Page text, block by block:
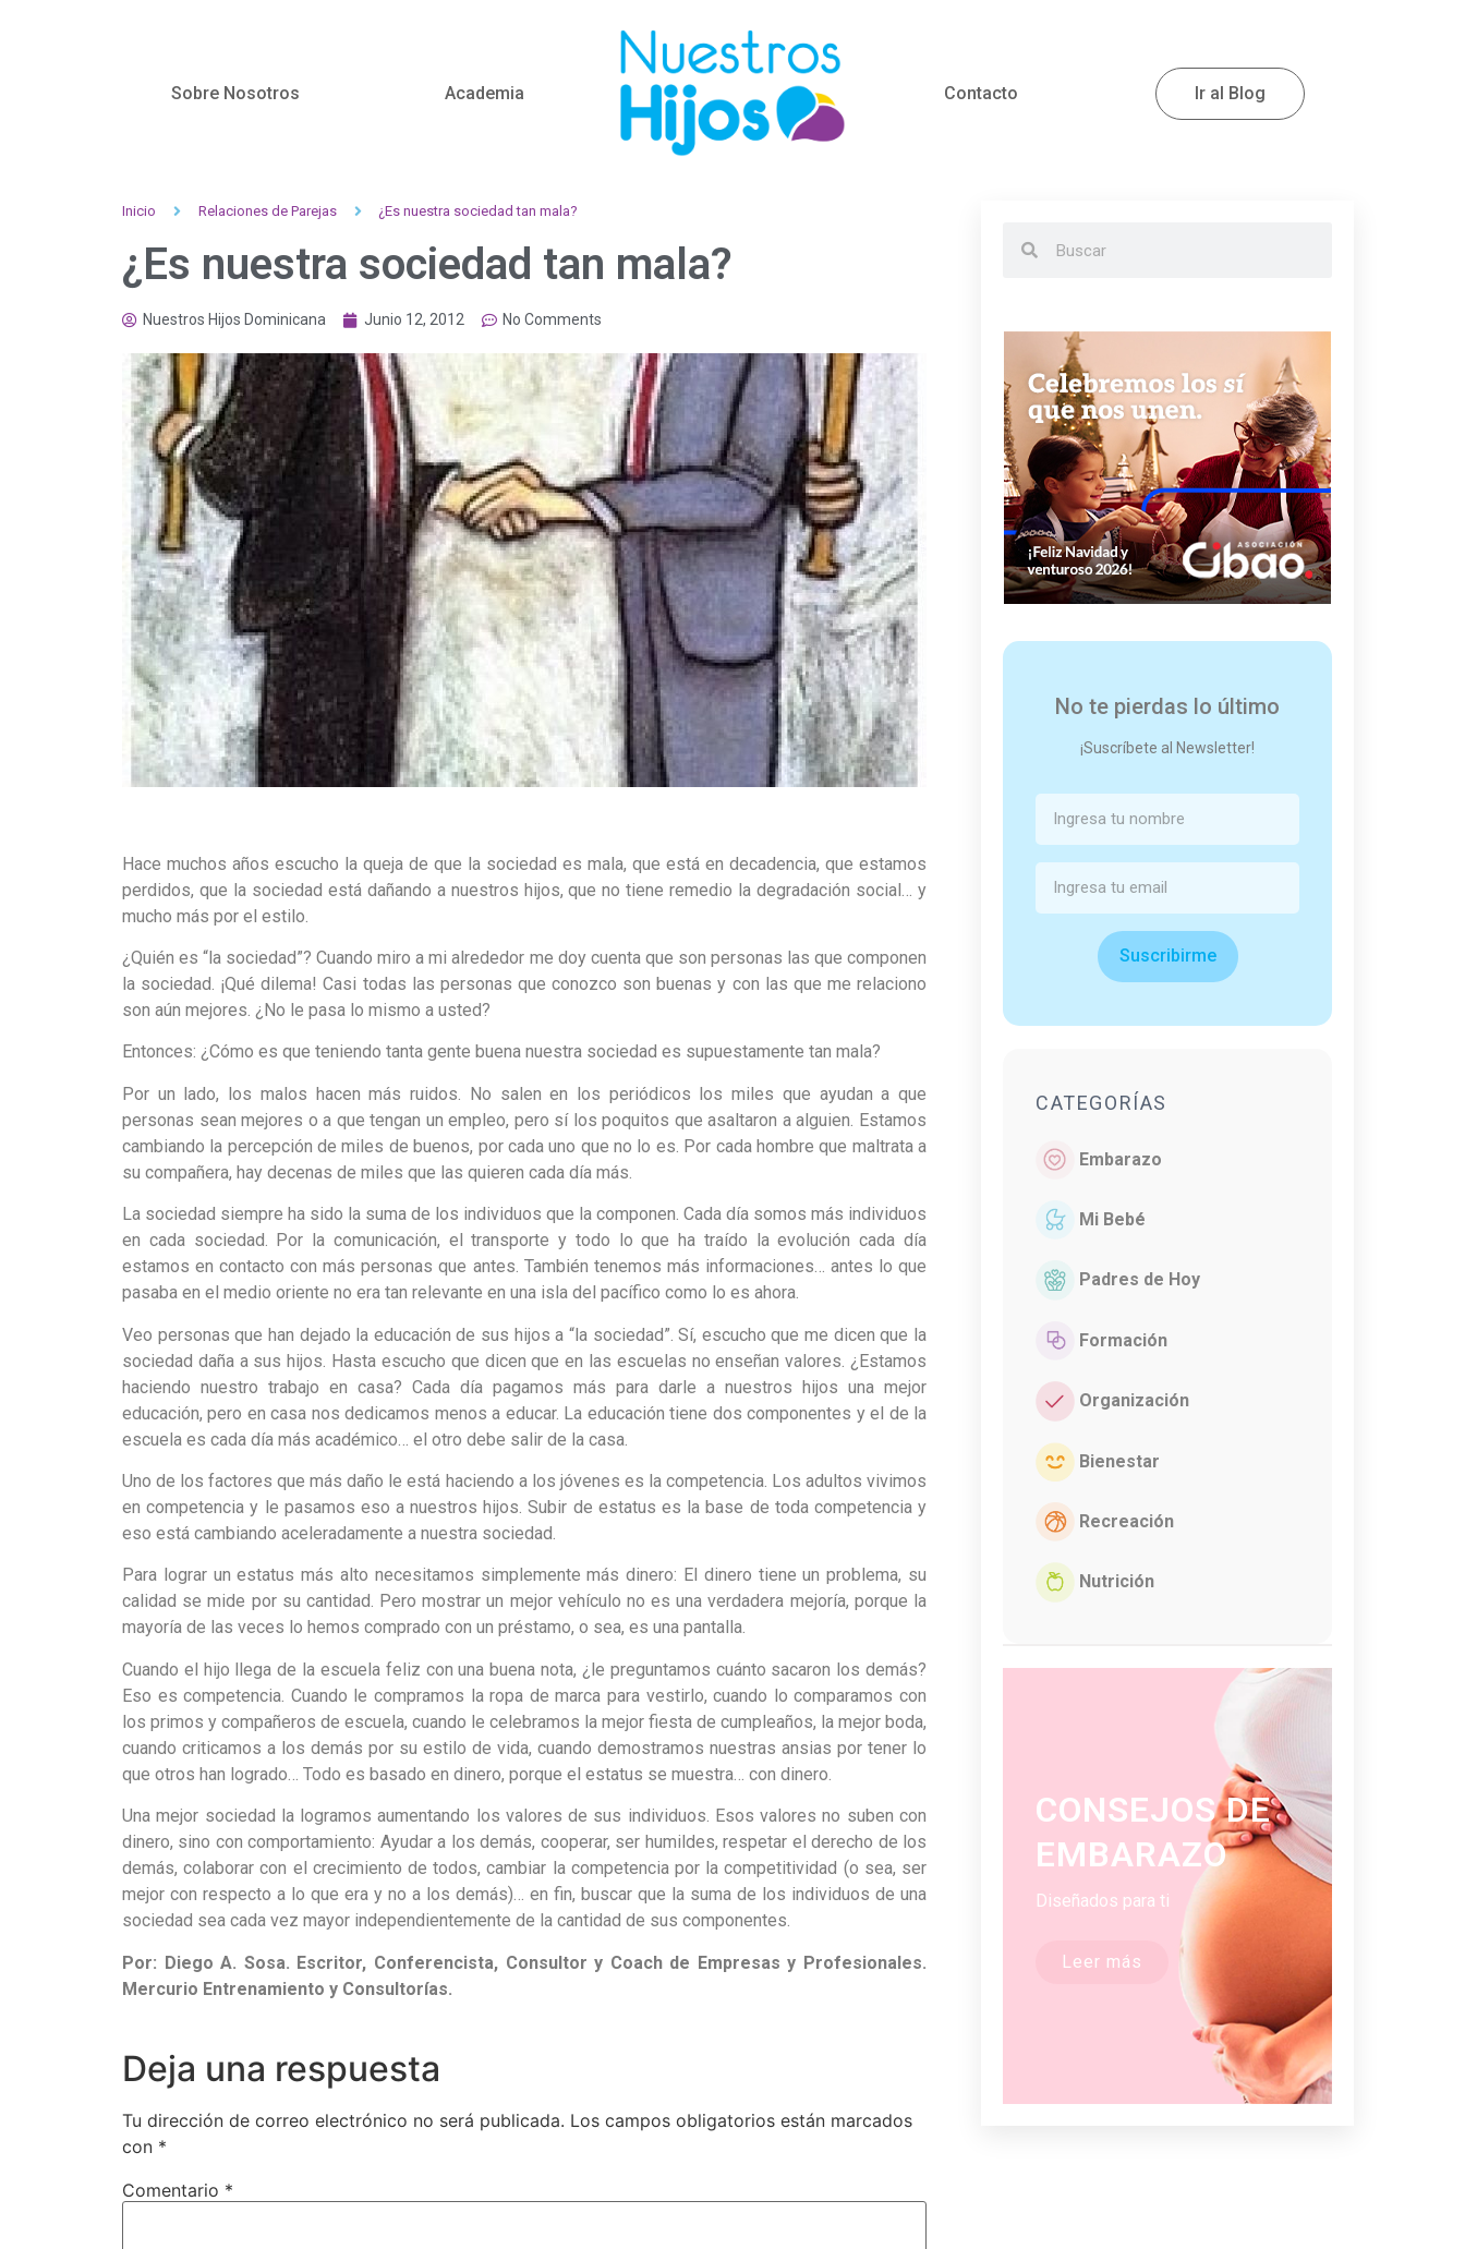
Sobre Nosotros Academia Contacto Ir al Blog
Inicio Relaciones de Parejas ¿Es nuestra sociedad tan mala?
¿Es nuestra sociedad tan mala?
Nuestros Hijos Dominicana Junio 12, 2012 No Comments
Hace muchos años escucho la queja de que la sociedad es mala, que está en decadencia, que estamos
perdidos, que la sociedad está dañando a nuestros hijos, que no tiene remedio la degradación social… y
mucho más por el estilo.
¿Quién es “la sociedad”? Cuando miro a mi alrededor me doy cuenta que son personas las que componen
la sociedad. ¡Qué dilema! Casi todas las personas que conozco son buenas y con las que me relaciono
son aún mejores. ¿No le pasa lo mismo a usted?
Entonces: ¿Cómo es que teniendo tanta gente buena nuestra sociedad es supuestamente tan mala?
Por un lado, los malos hacen más ruidos. No salen en los periódicos los miles que ayudan a que
personas sean mejores o a que tengan un empleo, pero sí los poquitos que asaltaron a alguien. Estamos
cambiando la percepción de miles de buenos, por cada uno que no lo es. Por cada hombre que maltrata a
su compañera, hay decenas de miles que las quieren cada día más.
La sociedad siempre ha sido la suma de los individuos que la componen. Cada día somos más individuos
en cada sociedad. Por la comunicación, el transporte y todo lo que ha traído la evolución cada día
estamos en contacto con más personas que antes. También tenemos más informaciones… antes lo que
pasaba en el medio oriente no era tan relevante en una isla del pacífico como lo es ahora.
Veo personas que han dejado la educación de sus hijos a “la sociedad”. Sí, escucho que me dicen que la
sociedad daña a sus hijos. Hasta escucho que dicen que en las escuelas no enseñan valores. ¿Estamos
haciendo nuestro trabajo en casa? Cada día pagamos más para darle a nuestros hijos una mejor
educación, pero en casa nos dedicamos menos a educar. La educación tiene dos componentes y el de la
escuela es cada día más académico… el otro debe salir de la casa.
Uno de los factores que más daño le está haciendo a los jóvenes es la competencia. Los adultos vivimos
en competencia y le pasamos eso a nuestros hijos. Subir de estatus es la base de toda competencia y
eso está cambiando aceleradamente a nuestra sociedad.
Para lograr un estatus más alto necesitamos simplemente más dinero: El dinero tiene un problema, su
calidad se mide por su cantidad. Pero mostrar un mejor vehículo no es una verdadera mejoría, porque la
mayoría de las veces lo hemos comprado con un préstamo, o sea, es una pantalla.
Cuando el hijo llega de la escuela feliz con una buena nota, ¿le preguntamos cuánto sacaron los demás?
Eso es competencia. Cuando le compramos la ropa de marca para vestirlo, cuando lo comparamos con
los primos y compañeros de escuela, cuando le celebramos la mejor fiesta de cumpleaños, la mejor boda,
cuando criticamos a los demás por su estilo de vida, cuando demostramos nuestras ansias por tener lo
que otros han logrado… Todo es basado en dinero, porque el estatus se muestra… con dinero.
Una mejor sociedad la logramos aumentando los valores de sus individuos. Esos valores no suben con
dinero, sino con comportamiento: Ayudar a los demás, cooperar, ser humildes, respetar el derecho de los
demás, colaborar con el crecimiento de todos, cambiar la competencia por la competitividad (o sea, ser
mejor con respecto a lo que era y no a los demás)… en fin, buscar que la suma de los individuos de una
sociedad sea cada vez mayor independientemente de la cantidad de sus componentes.
Por: Diego A. Sosa. Escritor, Conferencista, Consultor y Coach de Empresas y Profesionales.
Mercurio Entrenamiento y Consultorías.
Deja una respuesta
Tu dirección de correo electrónico no será publicada. Los campos obligatorios están marcados
con *
Comentario *
No te pierdas lo último
¡Suscríbete al Newsletter!
Suscribirme
CATEGORÍAS
Embarazo
Mi Bebé
Padres de Hoy
Formación
Organización
Bienestar
Recreación
Nutrición
CONSEJOS DE
EMBARAZO
Diseñados para ti
Leer más